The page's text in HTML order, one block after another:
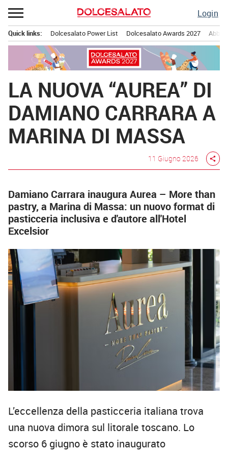
Passa
al
contenuto
Login
principale
Quick links: Dolcesalato Power List Dolcesalato Awards 2027
LA NUOVA “AUREA” DI
DAMIANO CARRARA A
MARINA DI MASSA
11 Giugno 2026 share
Damiano Carrara inaugura Aurea – More than
pastry, a Marina di Massa: un nuovo format di
pasticceria inclusiva e d'autore all'Hotel
Excelsior
L’eccellenza della pasticceria italiana trova
una nuova dimora sul litorale toscano. Lo
scorso 6 giugno è stato inaugurato